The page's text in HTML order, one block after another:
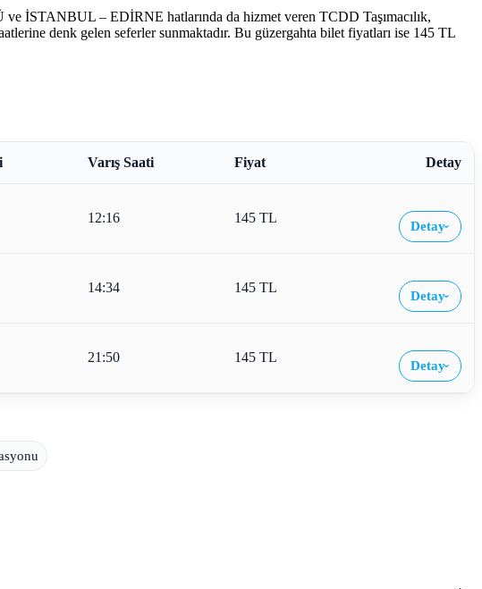
İSTANBUL – EDİRNE hatlarında da hizmet veren TCDD Taşımacılık,
denk gelen seferler sunmaktadır. Bu güzergahta bilet fiyatları ise 145 TL
Varış Saati Fiyat Detay
12:16 145 TL
Detay›
14:34 145 TL
Detay›
21:50 145 TL
Detay›